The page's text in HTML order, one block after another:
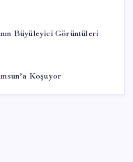
Büyüleyici Görüntüleri
Koşuyor